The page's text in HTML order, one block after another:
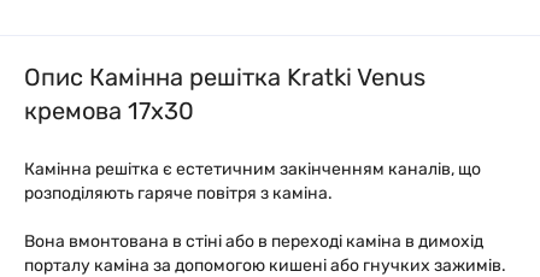
Опис Камінна решітка Kratki Venus
кремова 17x30
Камінна решітка є естетичним закінченням каналів, що
розподіляють гаряче повітря з каміна.
Вона вмонтована в стіні або в переході каміна в димохід
порталу каміна за допомогою кишені або гнучких зажимів.